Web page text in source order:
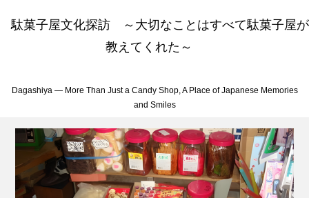
駄菓子屋文化探訪 ～大切なことはすべて駄菓子屋が
教えてくれた～
Dagashiya — More Than Just a Candy Shop, A Place of Japanese Memories
and Smiles